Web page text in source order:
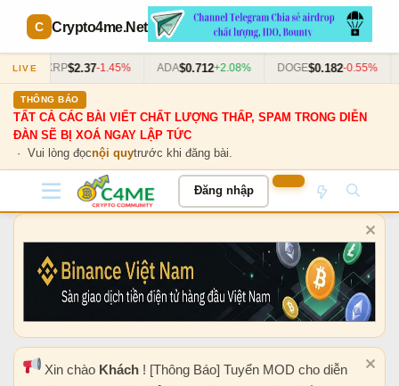
Crypto4me.Net
LIVE XRP$2.37-1.45% ADA$0.712+2.08% DOGE$0.182-0.55%
THÔNG BÁO
TẤT CẢ CÁC BÀI VIẾT CHẤT LƯỢNG THẤP, SPAM TRONG DIỄN
ĐÀN SẼ BỊ XOÁ NGAY LẬP TỨC
· Vui lòng đọcnội quytrước khi đăng bài.
Đăng nhập
Xin chào Khách ! [Thông Báo] Tuyển MOD cho diễn